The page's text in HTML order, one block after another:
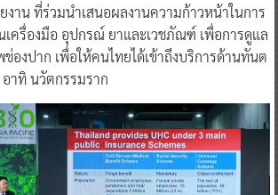
าน ที่ร่วมนำเสนอผลงานความก้าวหน้าในการ
ครื่องมือ อุปกรณ์ ยาและเวชภัณฑ์ เพื่อการดูแล
องปาก เพื่อให้คนไทยได้เข้าถึงบริการด้านทันต
อาทิ นวัตกรรมราก